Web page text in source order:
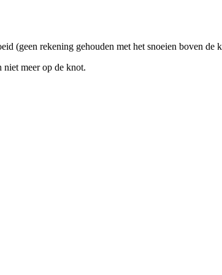
(geen rekening gehouden met het snoeien boven de
meer op de knot.